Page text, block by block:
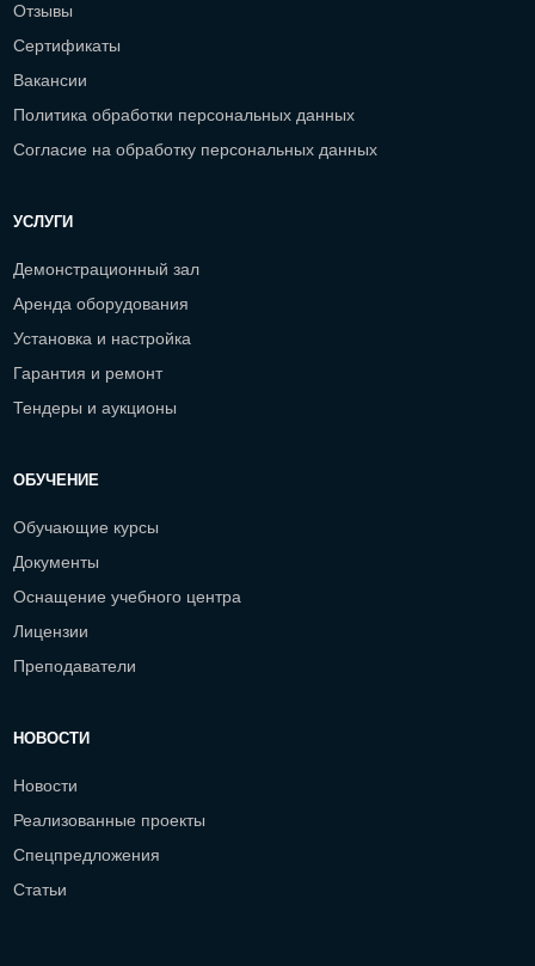
Отзывы
Сертификаты
Вакансии
Политика обработки персональных данных
Согласие на обработку персональных данных
УСЛУГИ
Демонстрационный зал
Аренда оборудования
Установка и настройка
Гарантия и ремонт
Тендеры и аукционы
ОБУЧЕНИЕ
Обучающие курсы
Документы
Оснащение учебного центра
Лицензии
Преподаватели
НОВОСТИ
Новости
Реализованные проекты
Спецпредложения
Статьи